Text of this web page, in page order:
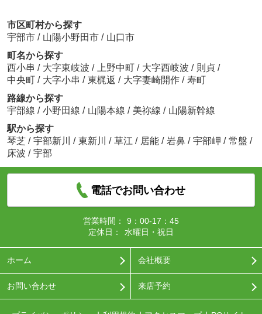
市区町村から探す
宇部市 / 山陽小野田市 / 山口市
町名から探す
西小串 / 大字東岐波 / 上野中町 / 大字西岐波 / 則貞 /
中央町 / 大字小串 / 東梶返 / 大字妻崎開作 / 寿町
路線から探す
宇部線 / 小野田線 / 山陽本線 / 美祢線 / 山陽新幹線
駅から探す
琴芝 / 宇部新川 / 東新川 / 草江 / 居能 / 岩鼻 / 宇部岬 / 常盤 /
床波 / 宇部
電話でお問い合わせ
営業時間：
9：00-17：45
定休日：
水曜日・祝日
ホーム 会社概要
お問い合わせ 来店予約